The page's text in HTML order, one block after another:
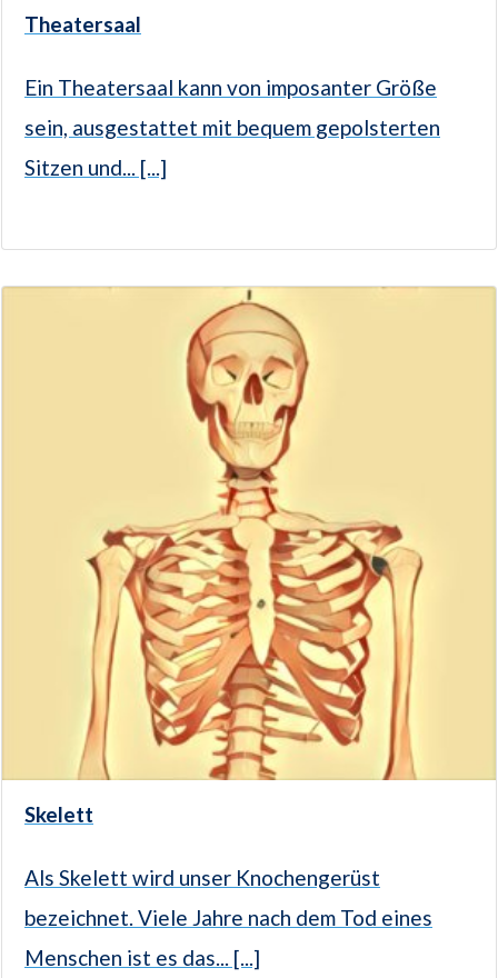
Theatersaal
Ein Theatersaal kann von imposanter Größe
sein, ausgestattet mit bequem gepolsterten
Sitzen und... [...]
Skelett
Als Skelett wird unser Knochengerüst
bezeichnet. Viele Jahre nach dem Tod eines
Menschen ist es das... [...]